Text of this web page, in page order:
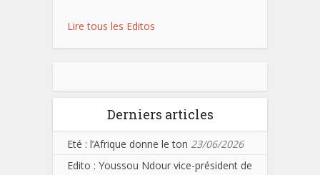
Lire tous les Editos
Derniers articles
Eté : l’Afrique donne le ton 23/06/2026
Edito : Youssou Ndour vice-président de